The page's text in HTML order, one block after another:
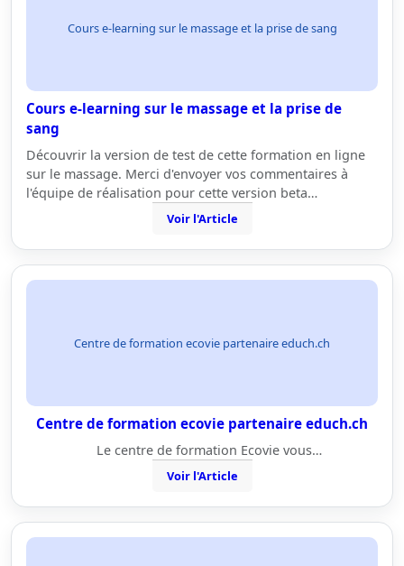
Cours e-learning sur le massage et la prise de sang
Cours e-learning sur le massage et la prise de
sang
Découvrir la version de test de cette formation en ligne
sur le massage. Merci d'envoyer vos commentaires à
l'équipe de réalisation pour cette version beta…
Voir l'Article
Centre de formation ecovie partenaire educh.ch
Centre de formation ecovie partenaire educh.ch
Le centre de formation Ecovie vous…
Voir l'Article